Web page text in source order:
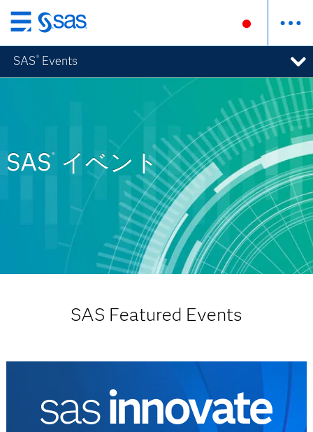
Skip
to
main
content
SAS ® Events
SAS® イベント
SAS Featured Events